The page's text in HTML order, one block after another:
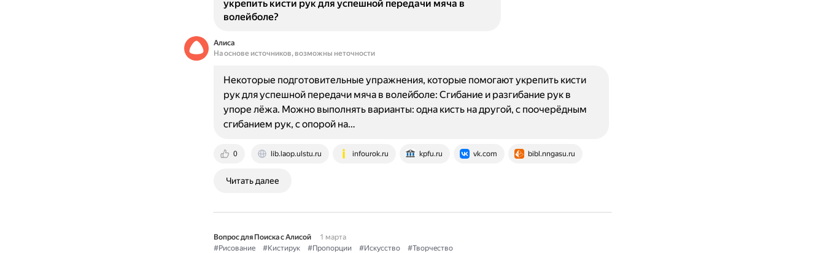
укрепить кисти рук для успешной передачи мяча в
волейболе?
Алиса
На основе источников, возможны неточности
0 lib.laop.ulstu.ru infourok.ru kpfu.ru vk.com bibl.nngasu.ru
Некоторые подготовительные упражнения, которые помогают укрепить кисти
рук для успешной передачи мяча в волейболе: Сгибание и разгибание рук в
упоре лёжа. Можно выполнять варианты: одна кисть на другой, с поочерёдным
сгибанием рук, с опорой на…
Читать далее
Вопрос для Поиска с Алисой
1 марта
#Рисование
#Кистирук #Пропорции #Искусство #Творчество